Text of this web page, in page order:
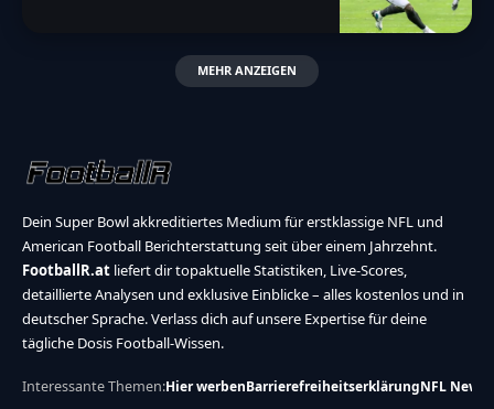
MEHR ANZEIGEN
Dein Super Bowl akkreditiertes Medium für erstklassige NFL und
American Football Berichterstattung seit über einem Jahrzehnt.
FootballR.at liefert dir topaktuelle Statistiken, Live-Scores,
detaillierte Analysen und exklusive Einblicke – alles kostenlos und in
deutscher Sprache. Verlass dich auf unsere Expertise für deine
tägliche Dosis Football-Wissen.
Interessante Themen:Hier werbenBarrierefreiheitserklärungNFL News